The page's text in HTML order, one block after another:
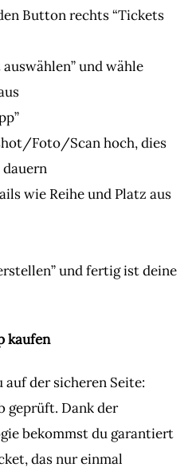
Button rechts “Tickets
und wähle
Foto/Scan hoch, dies
wie Reihe und Platz aus
und fertig ist deine
kaufen
der sicheren Seite:
geprüft. Dank der
bekommst du garantiert
das nur einmal